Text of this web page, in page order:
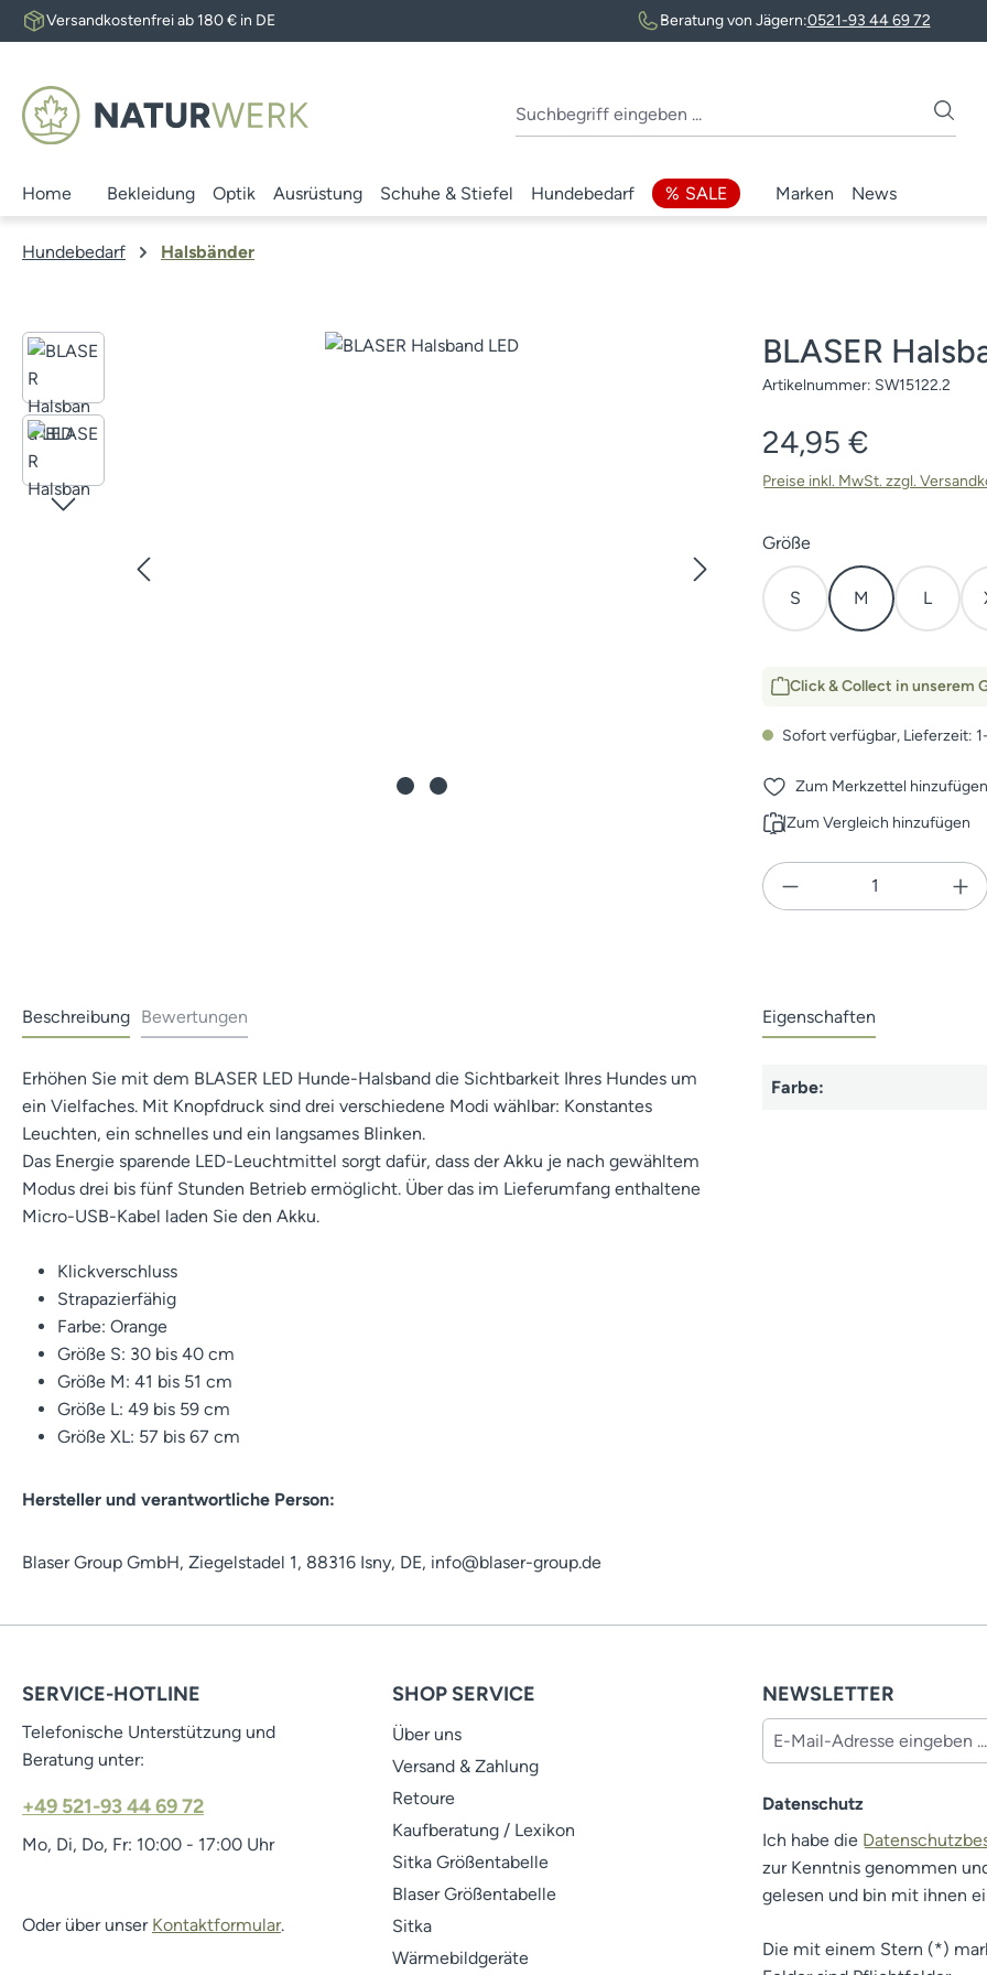
Hauptinhalt springen
Zur Suche springen
Zur Hauptnavigation springen
Versandkostenfrei ab 180 € in DE Beratung von Jägern:0521-93 44 69 72
Home Bekleidung Optik Ausrüstung Schuhe & Stiefel Hundebedarf SALE Marken News
Hundebedarf Halsbänder
Bildergalerie überspringen BLASER
Artikelnummer: SW15122.2
Regulärer Preis:
24,95 €
Preise inkl. MwSt. zzgl.
Größeauswählen
S M L
Click & Collect in unserem
Sofort verfügbar, Lieferzeit:
Zum Merkzettel hinzufügen
Zum Vergleich hinzufügen
Produkt Anzahl:
Beschreibung Bewertungen
Erhöhen Sie mit dem BLASER LED Hunde-Halsband die Sichtbarkeit Ihres Hundes um
ein Vielfaches. Mit Knopfdruck sind drei verschiedene Modi wählbar: Konstantes
Leuchten, ein schnelles und ein langsames Blinken.
Das Energie sparende LED-Leuchtmittel sorgt dafür, dass der Akku je nach gewähltem
Modus drei bis fünf Stunden Betrieb ermöglicht. Über das im Lieferumfang enthaltene
Micro-USB-Kabel laden Sie den Akku.
Klickverschluss
Strapazierfähig
Farbe: Orange
Größe S: 30 bis 40 cm
Größe M: 41 bis 51 cm
Größe L: 49 bis 59 cm
Größe XL: 57 bis 67 cm
Hersteller und verantwortliche Person:
Blaser Group GmbH, Ziegelstadel 1, 88316 Isny, DE, info@blaser-group.de
Eigenschaften
Farbe:
SERVICE-HOTLINE
Telefonische Unterstützung und
Beratung unter:
+49 521-93 44 69 72
Mo, Di, Do, Fr: 10:00 - 17:00 Uhr
Oder über unser Kontaktformular.
SHOP SERVICE
Über uns
Versand & Zahlung
Retoure
Kaufberatung / Lexikon
Sitka Größentabelle
Blaser Größentabelle
Sitka
Wärmebildgeräte
NEWSLETTER
Datenschutz
Ich habe die
zur Kenntnis genommen
gelesen und bin mit ihnen
Die mit einem Stern (*)